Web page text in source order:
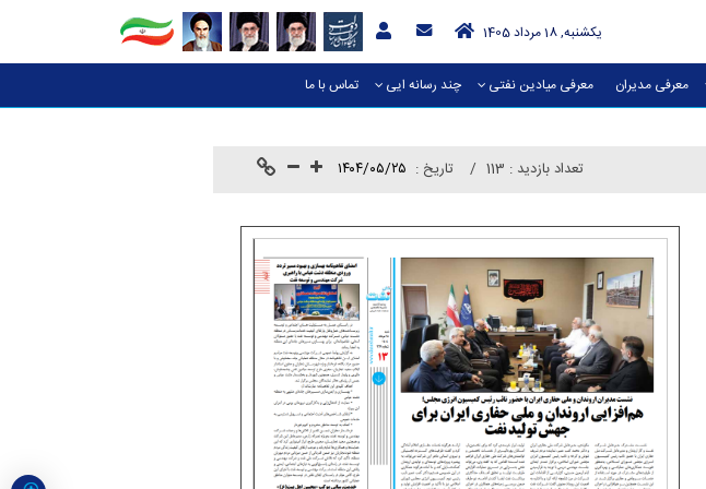
يکشنبه, 18 مرداد 1405
معرفی مديران معرفی میادین نفتی چند رسانه ایی تماس با ما
تاريخ : ۱۴۰۴/۰۵/۲۵ تعداد بازدید : 113